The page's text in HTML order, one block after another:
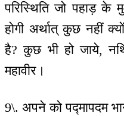
परिस्थिति जो पहाड़
होगी अर्थात् कुछ नहीं
है? कुछ भी हो जाये,
महावीर।
9\. अपने को पद्मापदम